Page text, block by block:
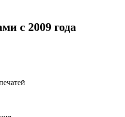
с 2009 года